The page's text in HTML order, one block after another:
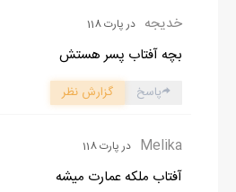
خدیجه در پارت 118
بچه آفتاب پسر هستش
پاسخ گزارش نظر
Melika در پارت 118
آفتاب ملکه عمارت میشه